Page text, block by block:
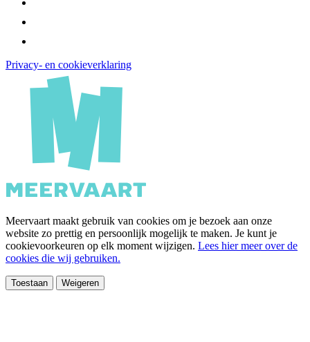
Privacy- en cookieverklaring
Meervaart maakt gebruik van cookies om je bezoek aan onze
website zo prettig en persoonlijk mogelijk te maken. Je kunt je
cookievoorkeuren op elk moment wijzigen. Lees hier meer over de
cookies die wij gebruiken.
Toestaan Weigeren